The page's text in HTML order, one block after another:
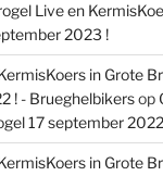
Live en
2023 !
in Grote
! - Brueghelbikersop
17 september 2022
in Grote